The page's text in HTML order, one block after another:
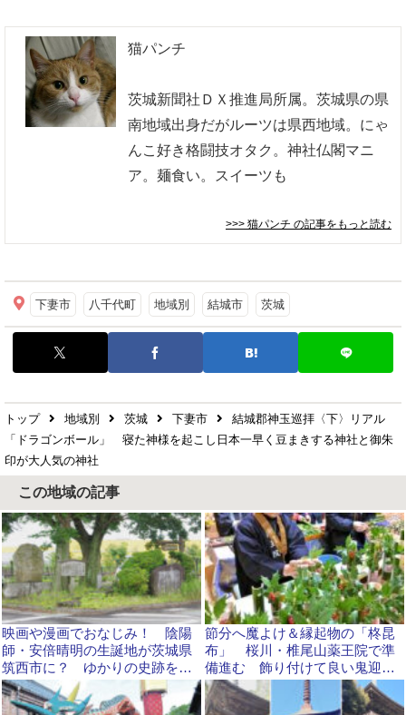
猫パンチ
茨城新聞社ＤＸ推進局所属。茨城県の県
南地域出身だがルーツは県西地域。にゃ
んこ好き格闘技オタク。神社仏閣マニ
ア。麺食い。スイーツも
>>> 猫パンチ の記事をもっと読む
下妻市 八千代町 地域別 結城市 茨城
トップ 地域別 茨城 下妻市
結城郡神玉巡拝〈下〉リアル
「ドラゴンボール」 寝た神様を起こし日本一早く豆まきする神社と御朱
印が大人気の神社
この地域の記事
映画や漫画でおなじみ！ 陰陽
師・安倍晴明の生誕地が茨城県
筑西市に？ ゆかりの史跡を巡
ってみました
節分へ魔よけ＆縁起物の「柊昆
布」 桜川・椎尾山薬王院で準
備進む 飾り付けて良い鬼迎え
る 1月20日から限定販売